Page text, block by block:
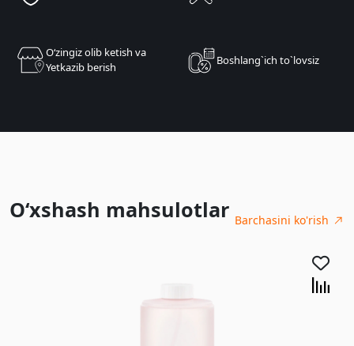
Oʻzingiz olib ketish va
Yetkazib berish
Boshlang`ich to`lovsiz
O‘xshash mahsulotlar Barchasini ko'rish